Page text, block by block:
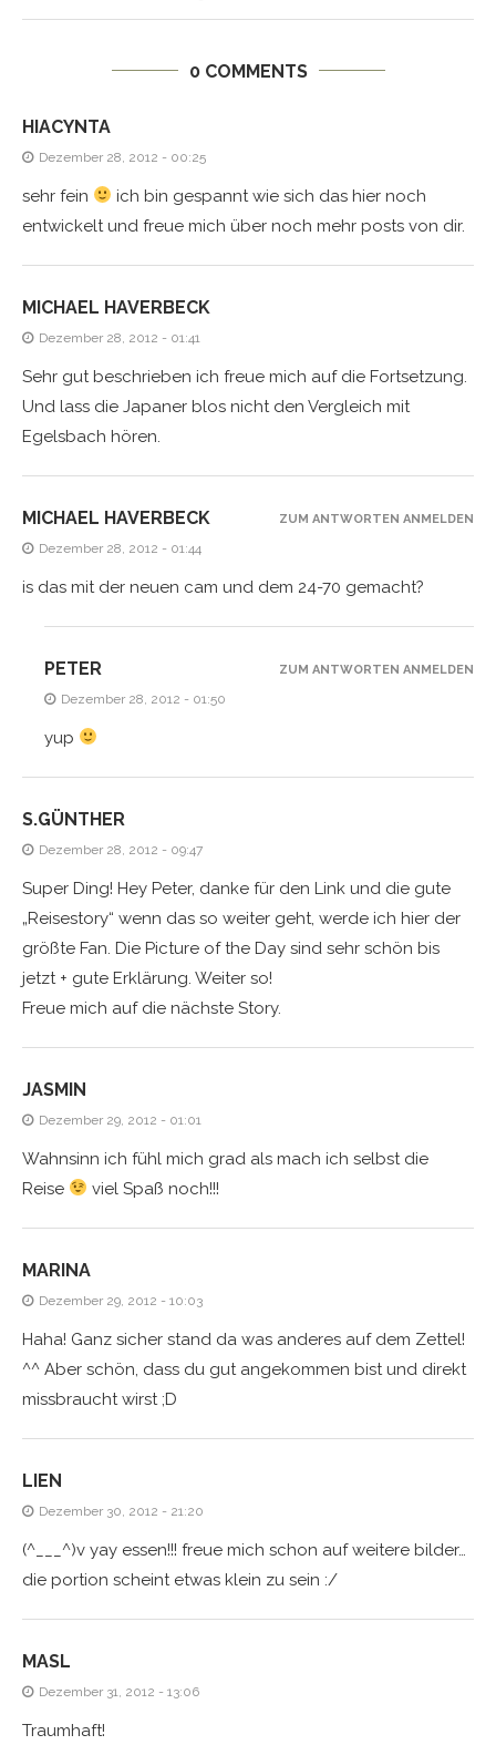
0 COMMENTS
HIACYNTA
Dezember 28, 2012 - 00:25
sehr fein
ich bin gespannt wie sich das hier noch
entwickelt und freue mich über noch mehr posts von dir.
MICHAEL HAVERBECK
Dezember 28, 2012 - 01:41
Sehr gut beschrieben ich freue mich auf die Fortsetzung.
Und lass die Japaner blos nicht den Vergleich mit
Egelsbach hören.
MICHAEL HAVERBECK
Dezember 28, 2012 - 01:44
is das mit der neuen cam und dem 24-70 gemacht?
ZUM ANTWORTEN ANMELDEN
PETER
Dezember 28, 2012 - 01:50
yup
ZUM ANTWORTEN ANMELDEN
S.GÜNTHER
Dezember 28, 2012 - 09:47
Super Ding! Hey Peter, danke für den Link und die gute
„Reisestory“ wenn das so weiter geht, werde ich hier der
größte Fan. Die Picture of the Day sind sehr schön bis
jetzt + gute Erklärung. Weiter so!
Freue mich auf die nächste Story.
JASMIN
Dezember 29, 2012 - 01:01
Wahnsinn ich fühl mich grad als mach ich selbst die
Reise
viel Spaß noch!!!
MARINA
Dezember 29, 2012 - 10:03
Haha! Ganz sicher stand da was anderes auf dem Zettel!
^^ Aber schön, dass du gut angekommen bist und direkt
missbraucht wirst ;D
LIEN
Dezember 30, 2012 - 21:20
(^___^)v yay essen!!! freue mich schon auf weitere bilder…
die portion scheint etwas klein zu sein :/
MASL
Dezember 31, 2012 - 13:06
Traumhaft!